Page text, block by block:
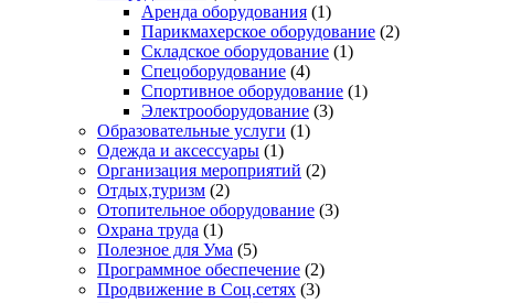
Аренда оборудования (1)
Парикмахерское оборудование (2)
Складское оборудование (1)
Спецоборудование (4)
Спортивное оборудование (1)
Электрооборудование (3)
Образовательные услуги (1)
Одежда и аксессуары (1)
Организация мероприятий (2)
Отдых,туризм (2)
Отопительное оборудование (3)
Охрана труда (1)
Полезное для Ума (5)
Программное обеспечение (2)
Продвижение в Соц.сетях (3)